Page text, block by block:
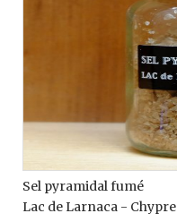
Sel pyramidal fumé
Lac de Larnaca - Chypre